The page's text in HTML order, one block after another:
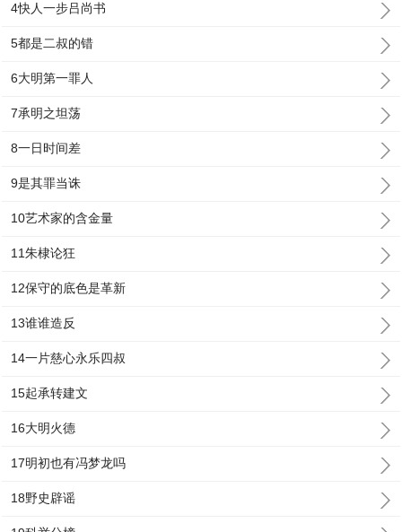
4快人一步吕尚书
5都是二叔的错
6大明第一罪人
7承明之坦荡
8一日时间差
9是其罪当诛
10艺术家的含金量
11朱棣论狂
12保守的底色是革新
13谁谁造反
14一片慈心永乐四叔
15起承转建文
16大明火德
17明初也有冯梦龙吗
18野史辟谣